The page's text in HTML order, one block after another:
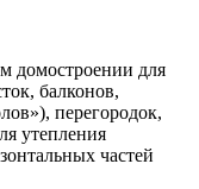
домостроении для
балконов,
перегородок,
утепления
частей